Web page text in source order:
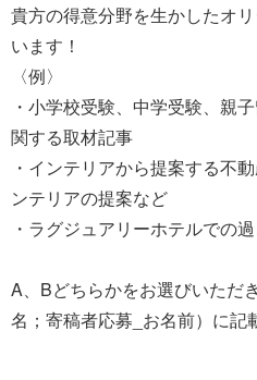
貴方の得意分野を生かしたオ
います！
〈例〉
・小学校受験、中学受験、親
関する取材記事
・インテリアから提案する不
ンテリアの提案など
・ラグジュアリーホテルでの
A、Bどちらかをお選びいただ
名；寄稿者応募_お名前）に記